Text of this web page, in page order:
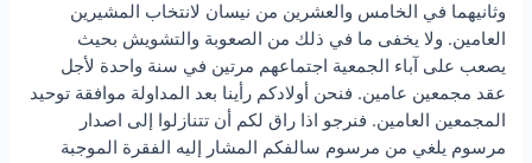
وثانيهما في الخامس والعشرين من نيسان لانتخاب المشيرين
العامين. ولا يخفى ما في ذلك من الصعوبة والتشويش بحيث
يصعب على آباء الجمعية اجتماعهم مرتين في سنة واحدة لأجل
عقد مجمعين عامين. فنحن أولادكم رأينا بعد المداولة موافقة توحيد
المجمعين العامين. فنرجو اذا راق لكم أن تتنازلوا إلى اصدار
مرسوم يلغي من مرسوم سالفكم المشار إليه الفقرة الموجبة